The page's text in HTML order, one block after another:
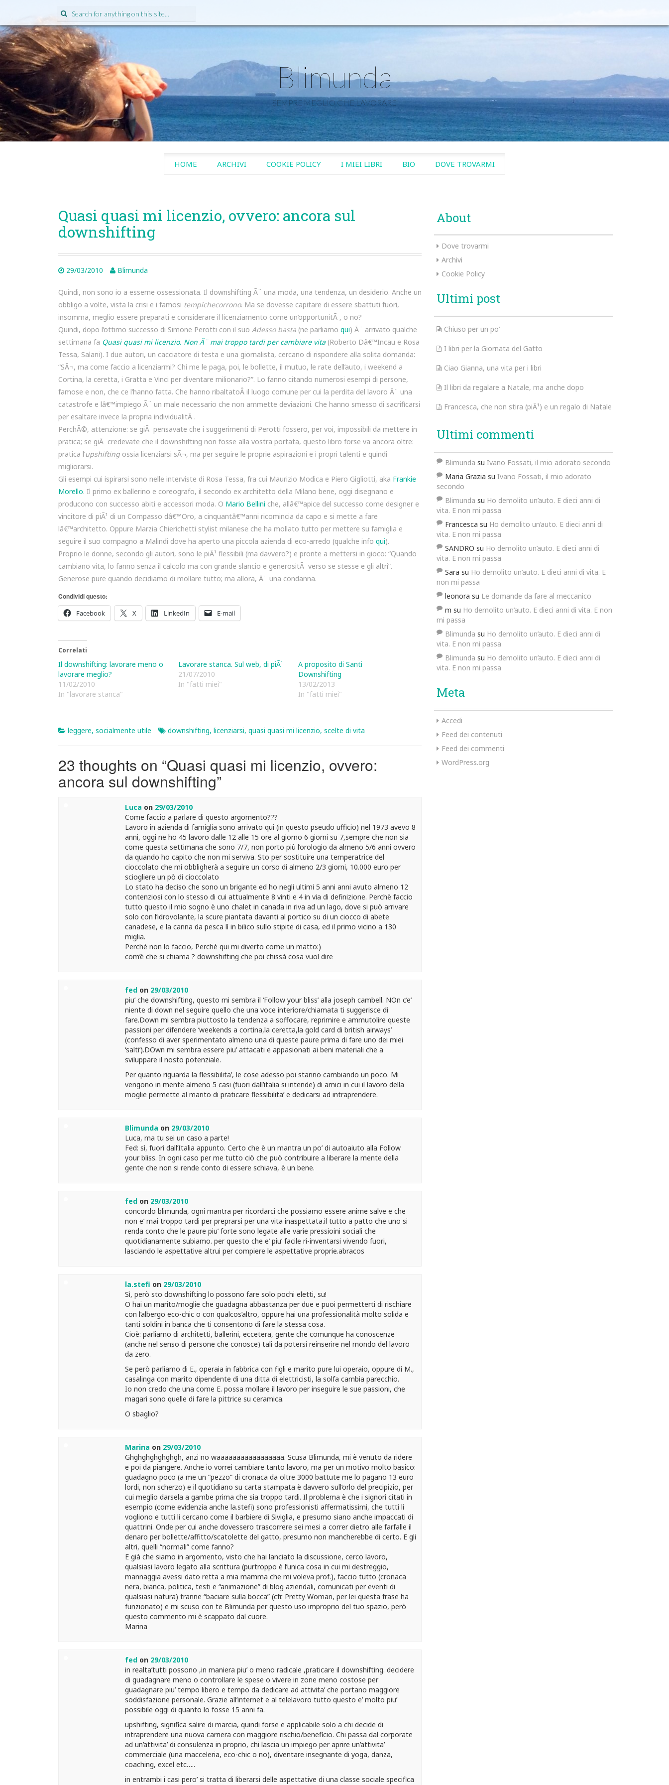
Search
for:
Blimunda
SEMPRE MEGLIO CHE LAVORARE
SKIP
HOME ARCHIVI COOKIE POLICY I MIEI LIBRI BIO DOVE TROVARMI
Quasi quasi mi licenzio, ovvero: ancora sul
downshifting
29/03/2010 Blimunda
Quindi, non sono io a esserne ossessionata. Il downshifting Ã¨ una moda, una tendenza, un desiderio. Anche un
obbligo a volte, vista la crisi e i famosi tempichecorrono. Ma se dovesse capitare di essere sbattuti fuori,
insomma, meglio essere preparati e considerare il licenziamento come un’opportunitÃ , o no?
Quindi, dopo l’ottimo successo di Simone Perotti con il suo Adesso basta (ne parliamo qui) Ã¨ arrivato qualche
settimana fa Quasi quasi mi licenzio. Non Ã¨ mai troppo tardi per cambiare vita (Roberto Dâ€™Incau e Rosa
Tessa, Salani). I due autori, un cacciatore di testa e una giornalista, cercano di rispondere alla solita domanda:
“SÃ¬, ma come faccio a licenziarmi? Chi me le paga, poi, le bollette, il mutuo, le rate dell’auto, i weekend a
Cortina, la ceretta, i Gratta e Vinci per diventare milionario?”. Lo fanno citando numerosi esempi di persone,
famose e non, che ce l’hanno fatta. Che hanno ribaltatoÂ il luogo comune per cui la perdita del lavoro Ã¨ una
catastrofe e lâ€™impiego Ã¨ un male necessario che non ammette deviazioni. Che hanno smesso di sacrificarsi
per esaltare invece la propria individualitÃ .
PerchÃ©, attenzione: se giÃ pensavate che i suggerimenti di Perotti fossero, per voi, impossibili da mettere in
pratica; se giÃ credevate che il downshifting non fosse alla vostra portata, questo libro forse va ancora oltre:
pratica l’upshifting ossia licenziarsi sÃ¬, ma per seguire le proprie aspirazioni e i propri talenti e quindi
migliorarsi.
Gli esempi cui ispirarsi sono nelle interviste di Rosa Tessa, fra cui Maurizio Modica e Piero Gigliotti, aka Frankie
Morello. Il primo ex ballerino e coreografo, il secondo ex architetto della Milano bene, oggi disegnano e
producono con successo abiti e accessori moda. O Mario Bellini che, allâ€™apice del successo come designer e
vincitore di piÃ¹ di un Compasso dâ€™Oro, a cinquantâ€™anni ricomincia da capo e si mette a fare
lâ€™architetto. Oppure Marzia Chierichetti stylist milanese che ha mollato tutto per mettere su famiglia e
seguire il suo compagno a Malindi dove ha aperto una piccola azienda di eco-arredo (qualche info qui).
Proprio le donne, secondo gli autori, sono le piÃ¹ flessibili (ma davvero?) e pronte a mettersi in gioco: “Quando
cambiano vita, lo fanno senza il calcolo ma con grande slancio e generositÃ verso se stesse e gli altri”.
Generose pure quando decidiamo di mollare tutto; ma allora, Ã¨ una condanna.
Condividi questo:
Facebook
X LinkedIn E-mail
Correlati
Il downshifting: lavorare meno o
lavorare meglio?
11/02/2010
In "lavorare stanca"
Lavorare stanca. Sul web, di piÃ¹
21/07/2010
In "fatti miei"
A proposito di Santi
Downshifting
13/02/2013
In "fatti miei"
leggere, socialmente utile downshifting, licenziarsi, quasi quasi mi licenzio, scelte di vita
23 thoughts on “Quasi quasi mi licenzio, ovvero:
ancora sul downshifting”
Luca on 29/03/2010
Come faccio a parlare di questo argomento???
Lavoro in azienda di famiglia sono arrivato qui (in questo pseudo ufficio) nel 1973 avevo 8
anni, oggi ne ho 45 lavoro dalle 12 alle 15 ore al giorno 6 giorni su 7,sempre che non sia
come questa settimana che sono 7/7, non porto più l’orologio da almeno 5/6 anni ovvero
da quando ho capito che non mi serviva. Sto per sostituire una temperatrice del
cioccolato che mi obbligherà a seguire un corso di almeno 2/3 giorni, 10.000 euro per
sciogliere un pò di cioccolato
Lo stato ha deciso che sono un brigante ed ho negli ultimi 5 anni anni avuto almeno 12
contenziosi con lo stesso di cui attualmente 8 vinti e 4 in via di definizione. Perchè faccio
tutto questo il mio sogno è uno chalet in canada in riva ad un lago, dove si può arrivare
solo con l’idrovolante, la scure piantata davanti al portico su di un ciocco di abete
canadese, e la canna da pesca lì in bilico sullo stipite di casa, ed il primo vicino a 130
miglia.
Perchè non lo faccio, Perchè qui mi diverto come un matto:)
com’è che si chiama ? downshifting che poi chissà cosa vuol dire
fed on 29/03/2010
piu’ che downshifting, questo mi sembra il ‘Follow your bliss’ alla joseph cambell. NOn c’e’
niente di down nel seguire quello che una voce interiore/chiamata ti suggerisce di
fare.Down mi sembra piuttosto la tendenza a soffocare, reprimire e ammutolire queste
passioni per difendere ‘weekends a cortina,la ceretta,la gold card di british airways’
(confesso di aver sperimentato almeno una di queste paure prima di fare uno dei miei
‘salti’).DOwn mi sembra essere piu’ attacati e appasionati ai beni materiali che a
sviluppare il nosto potenziale.
Per quanto riguarda la flessibilita’, le cose adesso poi stanno cambiando un poco. Mi
vengono in mente almeno 5 casi (fuori dall’italia si intende) di amici in cui il lavoro della
moglie permette al marito di praticare flessibilita’ e dedicarsi ad intraprendere.
Blimunda on 29/03/2010
Luca, ma tu sei un caso a parte!
Fed: sì, fuori dall’Italia appunto. Certo che è un mantra un po’ di autoaiuto alla Follow
your bliss. In ogni caso per me tutto ciò che può contribuire a liberare la mente della
gente che non si rende conto di essere schiava, è un bene.
fed on 29/03/2010
concordo blimunda, ogni mantra per ricordarci che possiamo essere anime salve e che
non e’ mai troppo tardi per preprarsi per una vita inaspettata.il tutto a patto che uno si
renda conto che le paure piu’ forte sono legate alle varie pressioini sociali che
quotidianamente subiamo. per questo che e’ piu’ facile ri-inventarsi vivendo fuori,
lasciando le aspettative altrui per compiere le aspettative proprie.abracos
la.stefi on 29/03/2010
Sì, però sto downshifting lo possono fare solo pochi eletti, su!
O hai un marito/moglie che guadagna abbastanza per due e puoi permetterti di rischiare
con l’albergo eco-chic o con qualcos’altro, oppure hai una professionalità molto solida e
tanti soldini in banca che ti consentono di fare la stessa cosa.
Cioè: parliamo di architetti, ballerini, eccetera, gente che comunque ha conoscenze
(anche nel senso di persone che conosce) tali da potersi reinserire nel mondo del lavoro
da zero.
Se però parliamo di E., operaia in fabbrica con figli e marito pure lui operaio, oppure di M.,
casalinga con marito dipendente di una ditta di elettricisti, la solfa cambia parecchio.
Io non credo che una come E. possa mollare il lavoro per inseguire le sue passioni, che
magari sono quelle di fare la pittrice su ceramica.
O sbaglio?
Marina on 29/03/2010
Ghghghghghghgh, anzi no waaaaaaaaaaaaaaaaa. Scusa Blimunda, mi è venuto da ridere
e poi da piangere. Anche io vorrei cambiare tanto lavoro, ma per un motivo molto basico:
guadagno poco (a me un “pezzo” di cronaca da oltre 3000 battute me lo pagano 13 euro
lordi, non scherzo) e il quotidiano su carta stampata è davvero sull’orlo del precipizio, per
cui meglio darsela a gambe prima che sia troppo tardi. Il problema è che i signori citati in
esempio (come evidenzia anche la.stefi) sono professionisti affermatissimi, che tutti li
vogliono e tutti li cercano come il barbiere di Siviglia, e presumo siano anche impaccati di
quattrini. Onde per cui anche dovessero trascorrere sei mesi a correr dietro alle farfalle il
denaro per bollette/affitto/scatolette del gatto, presumo non mancherebbe di certo. E gli
altri, quelli “normali” come fanno?
E già che siamo in argomento, visto che hai lanciato la discussione, cerco lavoro,
qualsiasi lavoro legato alla scrittura (purtroppo è l’unica cosa in cui mi destreggio,
mannaggia avessi dato retta a mia mamma che mi voleva prof.), faccio tutto (cronaca
nera, bianca, politica, testi e “animazione” di blog aziendali, comunicati per eventi di
qualsiasi natura) tranne “baciare sulla bocca” (cfr. Pretty Woman, per lei questa frase ha
funzionato) e mi scuso con te Blimunda per questo uso improprio del tuo spazio, però
questo commento mi è scappato dal cuore.
Marina
fed on 29/03/2010
in realta’tutti possono ,in maniera piu’ o meno radicale ,praticare il downshifting. decidere
di guadagnare meno o controllare le spese o vivere in zone meno costose per
guadagnare piu’ tempo libero e tempo da dedicare ad attivita’ che portano maggiore
soddisfazione personale. Grazie all’internet e al telelavoro tutto questo e’ molto piu’
possibile oggi di quanto lo fosse 15 anni fa.
upshifting, significa salire di marcia, quindi forse e applicabile solo a chi decide di
intraprendere una nuova carriera con maggiore rischio/beneficio. Chi passa dal corporate
ad un’attivita’ di consulenza in proprio, chi lascia un impiego per aprire un’attivita’
commerciale (una macceleria, eco-chic o no), diventare insegnante di yoga, danza,
coaching, excel etc…..
in entrambi i casi pero’ si tratta di liberarsi delle aspettative di una classe sociale specifica
About
Dove trovarmi
Archivi
Cookie Policy
Ultimi post
Chiuso per un po’
I libri per la Giornata del Gatto
Ciao Gianna, una vita per i libri
Il libri da regalare a Natale, ma anche dopo
Francesca, che non stira (piÃ¹) e un regalo di Natale
Ultimi commenti
Blimunda su Ivano Fossati, il mio adorato secondo
Maria Grazia su Ivano Fossati, il mio adorato
secondo
Blimunda su Ho demolito un’auto. E dieci anni di
vita. E non mi passa
Francesca su Ho demolito un’auto. E dieci anni di
vita. E non mi passa
SANDRO su Ho demolito un’auto. E dieci anni di
vita. E non mi passa
Sara su Ho demolito un’auto. E dieci anni di vita. E
non mi passa
leonora su Le domande da fare al meccanico
m su Ho demolito un’auto. E dieci anni di vita. E non
mi passa
Blimunda su Ho demolito un’auto. E dieci anni di
vita. E non mi passa
Blimunda su Ho demolito un’auto. E dieci anni di
vita. E non mi passa
Meta
Accedi
Feed dei contenuti
Feed dei commenti
WordPress.org